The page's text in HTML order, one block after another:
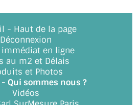
PROMOTIONS
INSPIRATIONS
DU VERRE ?
- Haut de la page
Déconnexion
immédiat en ligne
au m2 et Délais
et Photos
Qui sommes nous ?
Vidéos